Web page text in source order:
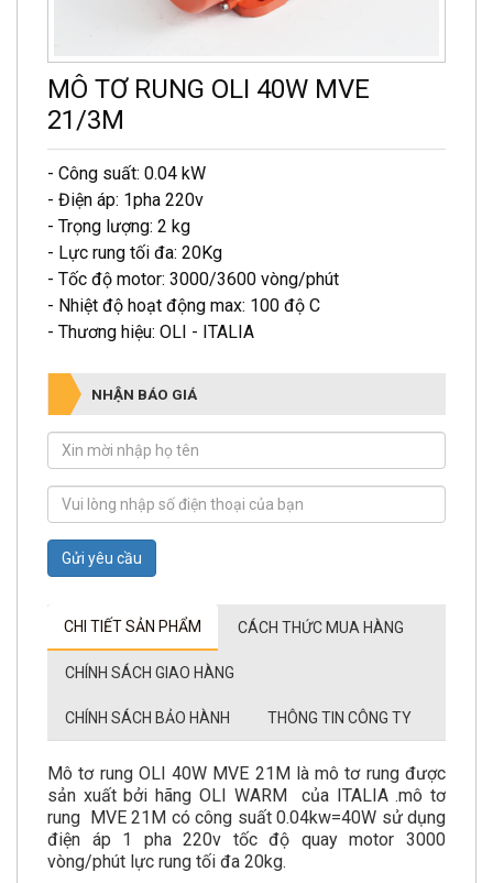
MÔ TƠ RUNG OLI 40W MVE
21/3M
- Công suất: 0.04 kW
- Điện áp: 1pha 220v
- Trọng lượng: 2 kg
- Lực rung tối đa: 20Kg
- Tốc độ motor: 3000/3600 vòng/phút
- Nhiệt độ hoạt động max: 100 độ C
- Thương hiệu: OLI - ITALIA
NHẬN BÁO GIÁ
Gửi yêu cầu
CHI TIẾT SẢN PHẨM CÁCH THỨC MUA HÀNG
CHÍNH SÁCH GIAO HÀNG
CHÍNH SÁCH BẢO HÀNH THÔNG TIN CÔNG TY
Mô tơ rung OLI 40W MVE 21M là mô tơ rung được
sản xuất bởi hãng OLI WARM của ITALIA .mô tơ
rung MVE 21M có công suất 0.04kw=40W sử dụng
điện áp 1 pha 220v tốc độ quay motor 3000
vòng/phút lực rung tối đa 20kg.